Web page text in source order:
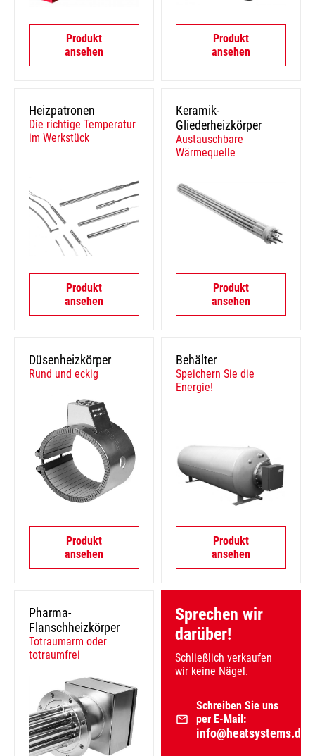
Produkt
ansehen
Produkt
ansehen
Heizpatronen
Die richtige Temperatur
im Werkstück
Produkt
ansehen
Keramik-
Gliederheizkörper
Austauschbare
Wärmequelle
Produkt
ansehen
Düsenheizkörper
Rund und eckig
Produkt
ansehen
Behälter
Speichern Sie die
Energie!
Produkt
ansehen
Pharma-
Flanschheizkörper
Totraumarm oder
totraumfrei
Sprechen wir
darüber!
Schließlich verkaufen
wir keine Nägel.
Schreiben Sie uns
per E-Mail:
info@heatsystems.de